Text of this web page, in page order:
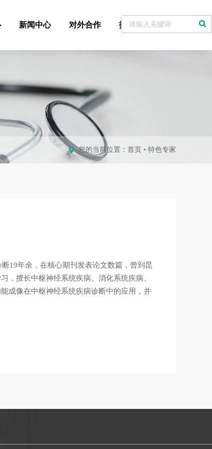
新闻中心 对外合作 招标采购 党委书记信箱
您的当前位置： 首页 • 特色专家
19年余，在核心期刊发表论文数篇，曾到昆
，擅长中枢神经系统疾病、消化系统疾病、
成像在中枢神经系统疾病诊断中的应用，并